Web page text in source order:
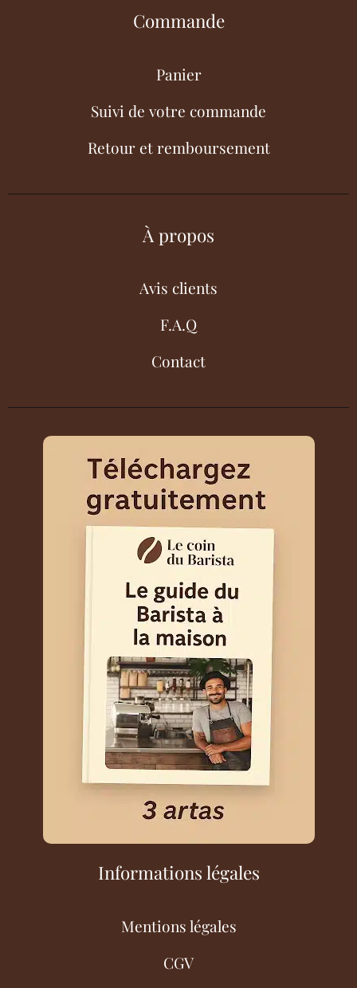
Commande
Panier
Suivi de votre commande
Retour et remboursement
À propos
Avis clients
F.A.Q
Contact
Informations légales
Mentions légales
CGV